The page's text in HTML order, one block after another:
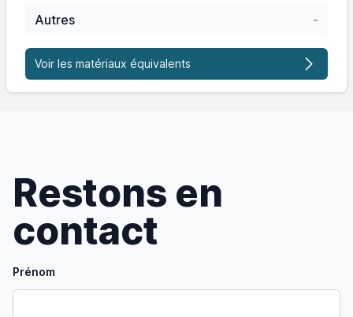
Autres
-
Voir les matériaux équivalents
Restons en
contact
Prénom